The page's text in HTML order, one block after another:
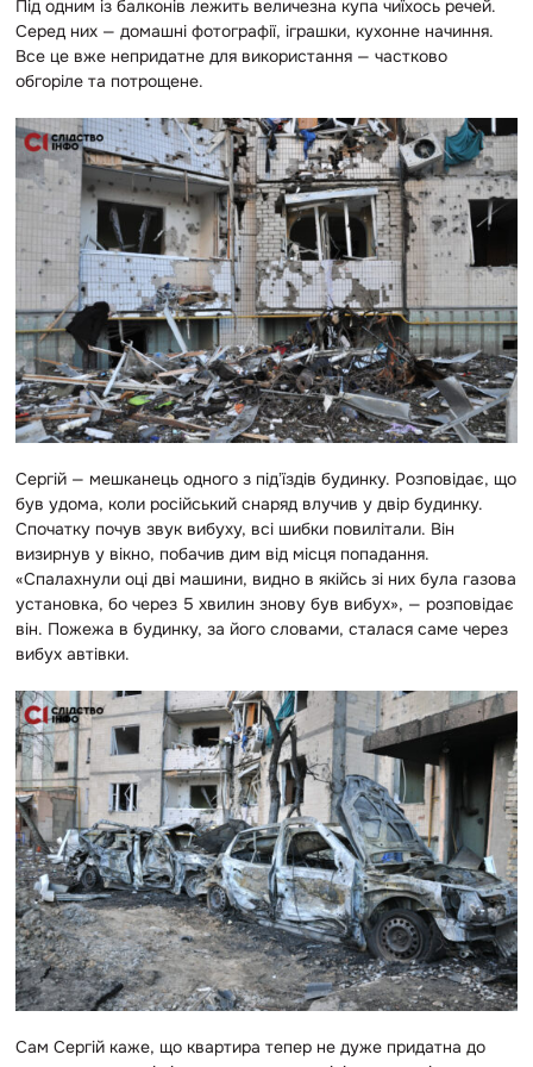
Під одним із балконів лежить величезна купа чиїхось речей.
Серед них — домашні фотографії, іграшки, кухонне начиння.
Все це вже непридатне для використання — частково
обгоріле та потрощене.
Сергій — мешканець одного з підʼїздів будинку. Розповідає, що
був удома, коли російський снаряд влучив у двір будинку.
Спочатку почув звук вибуху, всі шибки повилітали. Він
визирнув у вікно, побачив дим від місця попадання.
«Спалахнули оці дві машини, видно в якійсь зі них була газова
установка, бо через 5 хвилин знову був вибух», — розповідає
він. Пожежа в будинку, за його словами, сталася саме через
вибух автівки.
Сам Сергій каже, що квартира тепер не дуже придатна до